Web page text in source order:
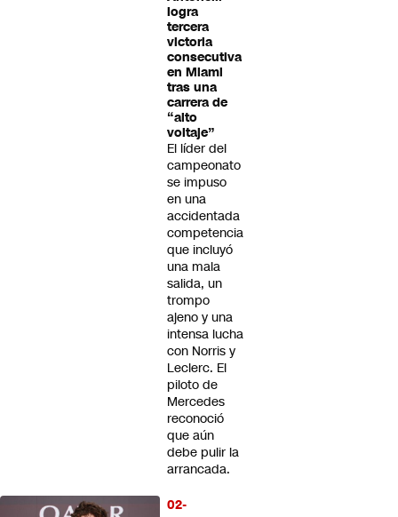
logra
tercera
victoria
consecutiva
en Miami
tras una
carrera de
“alto
voltaje”
El líder del
campeonato
se impuso
en una
accidentada
competencia
que incluyó
una mala
salida, un
trompo
ajeno y una
intensa lucha
con Norris y
Leclerc. El
piloto de
Mercedes
reconoció
que aún
debe pulir la
arrancada.
02-